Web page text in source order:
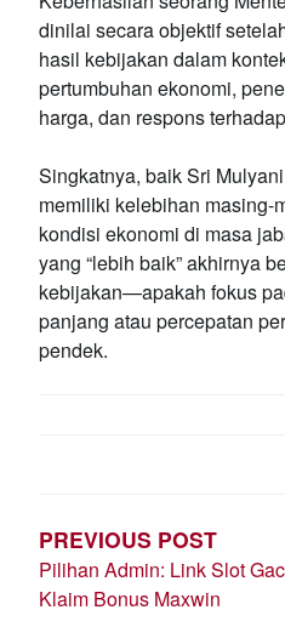
dinilai secara objektif
hasil kebijakan dalam
pertumbuhan ekonomi,
harga, dan respons
Singkatnya, baik Sri
memiliki kelebihan masing-
kondisi ekonomi di masa
yang “lebih baik” akhirnya
kebijakan—apakah fokus
panjang atau percepatan
pendek.
PREVIOUS POST
Pilihan Admin: Link Slot
Klaim Bonus Maxwin